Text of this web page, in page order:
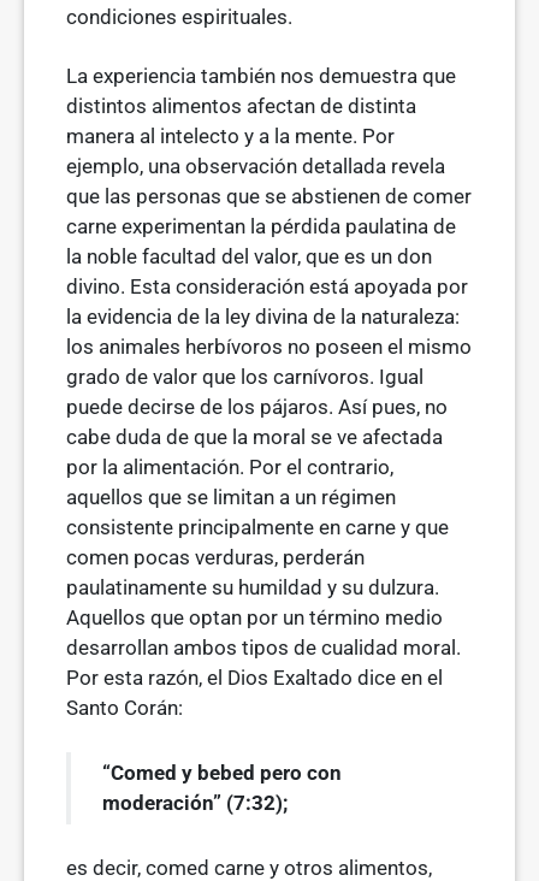
condi­ciones espirituales.
La experiencia también nos demuestra que
distintos alimentos afectan de distinta
manera al intelecto y a la mente. Por
ejemplo, una observación deta­llada revela
que las personas que se abstienen de comer
carne experimentan la pérdida paulatina de
la noble facultad del valor, que es un don
divino. Esta consideración está apoyada por
la evidencia de la ley divina de la naturaleza:
los animales herbívoros no poseen el mismo
grado de valor que los carnívo­ros. Igual
puede decirse de los pájaros. Así pues, no
cabe duda de que la moral se ve afectada
por la alimentación. Por el contrario,
aquellos que se limitan a un régimen
consistente principalmente en carne y que
comen pocas verduras, perderán
paulatinamente su humildad y su dulzura.
Aquellos que optan por un término medio
desarrollan ambos tipos de cualidad moral.
Por esta razón, el Dios Exaltado dice en el
Santo Corán:
“Comed y bebed pero con
moderación” (7:32);
es decir, comed carne y otros alimentos,